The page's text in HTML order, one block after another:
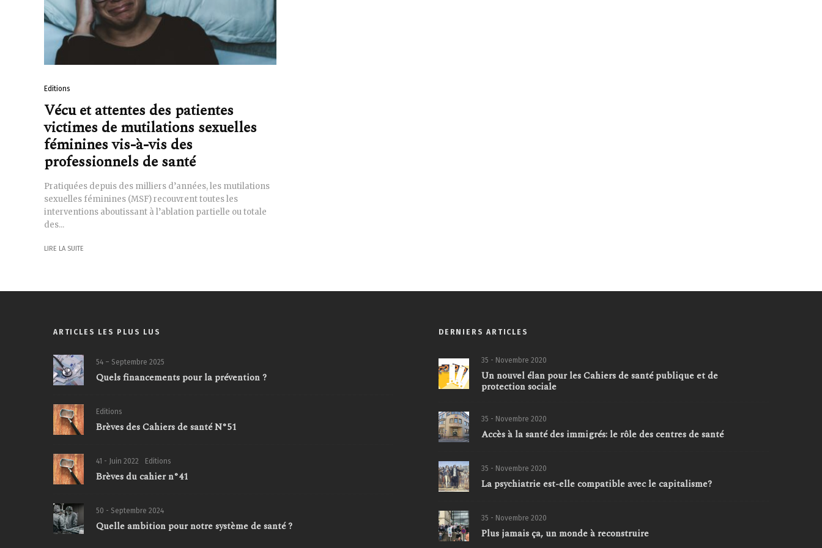
Editions
Vécu et attentes des patientes
victimes de mutilations sexuelles
féminines vis-à-vis des
professionnels de santé
Pratiquées depuis des milliers d’années, les mutilations
sexuelles féminines (MSF) recouvrent toutes les
interventions aboutissant à l’ablation partielle ou totale
des...
LIRE LA SUITE
ARTICLES LES PLUS LUS
54 – Septembre 2025
Quels financements pour la prévention ?
Editions
Brèves des Cahiers de santé N°51
41 - Juin 2022 Editions
Brèves du cahier n°41
50 - Septembre 2024
Quelle ambition pour notre système de santé ?
DERNIERS ARTICLES
35 - Novembre 2020
Un nouvel élan pour les Cahiers de santé publique et de
protection sociale
35 - Novembre 2020
Accès à la santé des immigrés: le rôle des centres de santé
35 - Novembre 2020
La psychiatrie est-elle compatible avec le capitalisme?
35 - Novembre 2020
Plus jamais ça, un monde à reconstruire